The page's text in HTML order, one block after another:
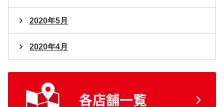
2020年5月
2020年4月